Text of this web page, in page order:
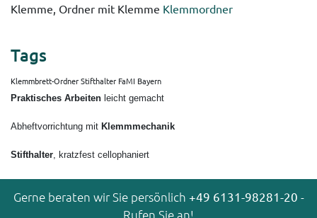
Klemme, Ordner mit Klemme Klemmordner
Tags
Klemmbrett-Ordner Stifthalter FaMI Bayern
Praktisches Arbeiten leicht gemacht
Abheftvorrichtung mit Klemmmechanik
Stifthalter, kratzfest cellophaniert
Gerne beraten wir Sie persönlich +49 6131-98281-20 -
Rufen Sie an!